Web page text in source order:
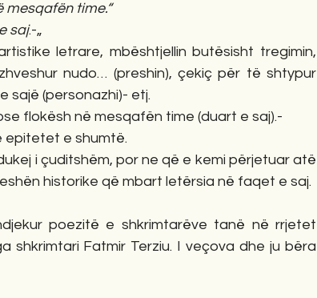
mesqafën time.“
saj.-„
letrare, mbështjellin butësisht tregimin,
nudo… (preshin), çekiç për të shtypur
sajë (personazhi)- etj.
flokësh në mesqafën time (duart e saj).-
epitetet e shumtë.
i çuditshëm, por ne që e kemi përjetuar atë
historike që mbart letërsia në faqet e saj.
poezitë e shkrimtarëve tanë në rrjetet
shkrimtari Fatmir Terziu. I veçova dhe ju bëra